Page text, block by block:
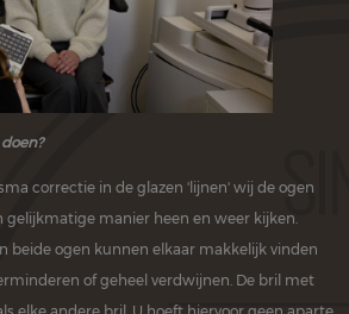
correctie in de glazen 'lijnen' wij de ogen
gelijkmatige manier heen en weer kijken.
beide ogen kunnen elkaar makkelijk vinden
of geheel verdwijnen. De bril met